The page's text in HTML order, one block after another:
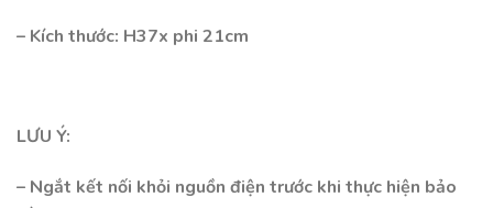
– Kích thước: H37x phi 21cm
LƯU Ý:
– Ngắt kết nối khỏi nguồn điện trước khi thực hiện bảo